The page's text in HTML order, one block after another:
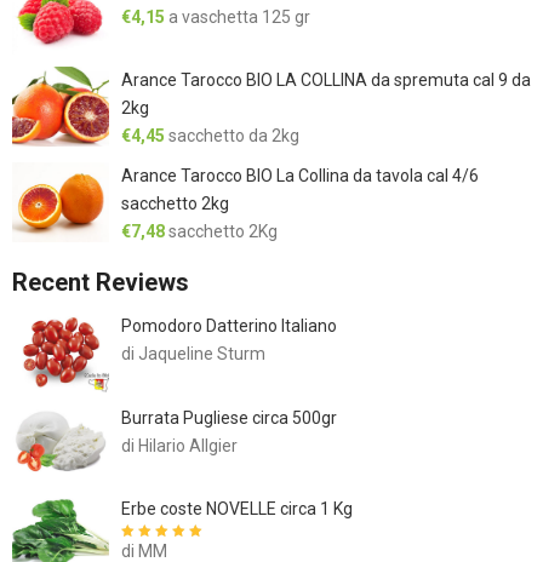
€4,15 a vaschetta 125 gr
Arance Tarocco BIO LA COLLINA da spremuta cal 9 da
2kg
€4,45 sacchetto da 2kg
Arance Tarocco BIO La Collina da tavola cal 4/6
sacchetto 2kg
€7,48sacchetto 2Kg
Recent Reviews
Pomodoro Datterino Italiano
di Jaqueline Sturm
Burrata Pugliese circa 500gr
di Hilario Allgier
Erbe coste NOVELLE circa 1 Kg
Valutato
di MM